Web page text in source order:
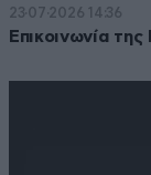
23·07·2026 14:36
Επικοινωνία